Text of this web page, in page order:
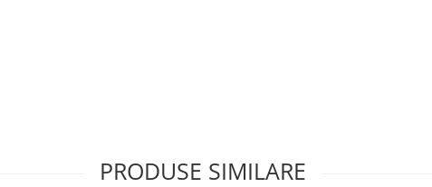
PRODUSE SIMILARE